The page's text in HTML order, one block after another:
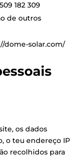
182 309
de outros
//dome-solar.com/
os dados
o teu endereço IP
recolhidos para